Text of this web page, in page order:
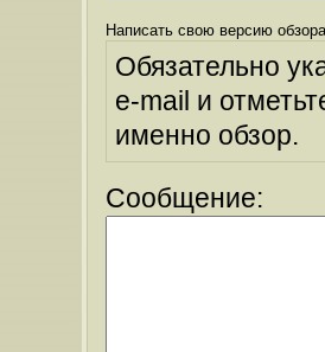
Написать свою версию
Обязательно
e-mail и
именно обзор.
Сообщение: